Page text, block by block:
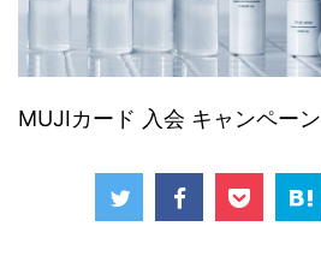
MUJIカード 入会 キャンペーン